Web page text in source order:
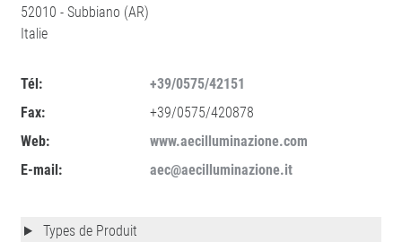
52010 - Subbiano (AR)
Italie
Tél:
+39/0575/42151
Fax:
+39/0575/420878
Web:
www.aecilluminazione.com
E-mail:
aec@aecilluminazione.it
Types de Produit